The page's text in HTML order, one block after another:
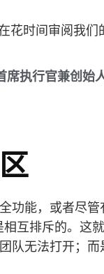
花时间审阅我
席执行官兼创始
功能，或者尽
互排斥的。这
队无法打开；